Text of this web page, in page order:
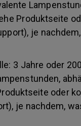
Produktseite
je
3 Jahre oder
oder
je nachdem,